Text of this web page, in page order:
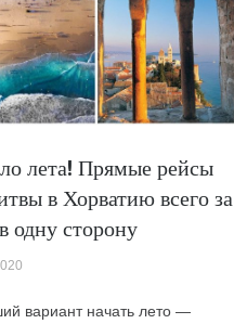
лета! Прямые рейсы
в Хорватию всего за
одну сторону
вариант начать лето —